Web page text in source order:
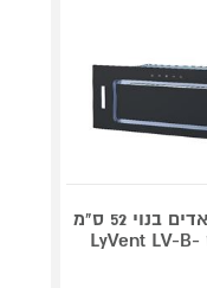
קולט אדים בנוי 52 ס"מ
לי-ונט LyVent LV-B-